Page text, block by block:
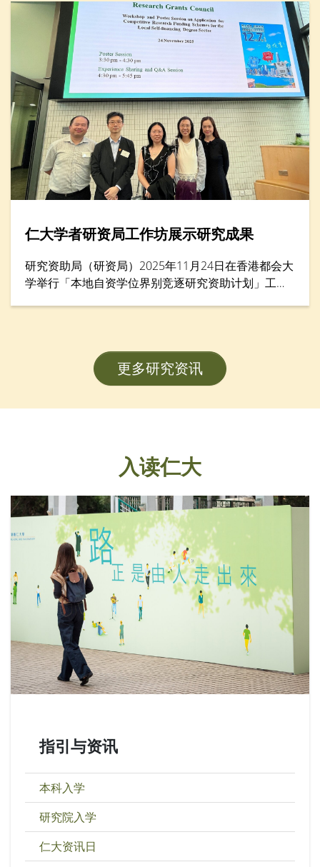
料数据库，促进与本地及海外工作实习机构的联系，
并加强科技主导的实习训练。项目获教育局质素提升
支援计划（QESS）资助近490万港元，预计于2026年
下半年开始试行。
仁大学者研资局工作坊展示研究成果
研究资助局（研资局）2025年11月24日在香港都会大
学举行「本地自资学位界别竞逐研究资助计划」工作
会工作学系副教授武婉娴博士，展示其在教员发展计
划（FDS）研究项目的卓越成果。
更多研究资讯
入读仁大
指引与资讯
本科入学
研究院入学
仁大资讯日